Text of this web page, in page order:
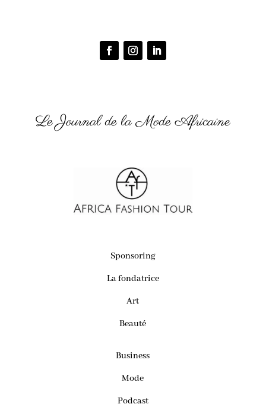
Le Journal de la Mode Africaine
Sponsoring
La fondatrice
Art
Beauté
Business
Mode
Podcast